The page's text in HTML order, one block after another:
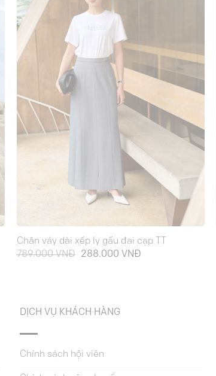
Chân váy dài xếp ly gấu đai cạp TT
789.000VNĐ
Giá
288.000 VNĐGiá
DỊCH VỤ KHÁCH HÀNG
Chính sách hội viên